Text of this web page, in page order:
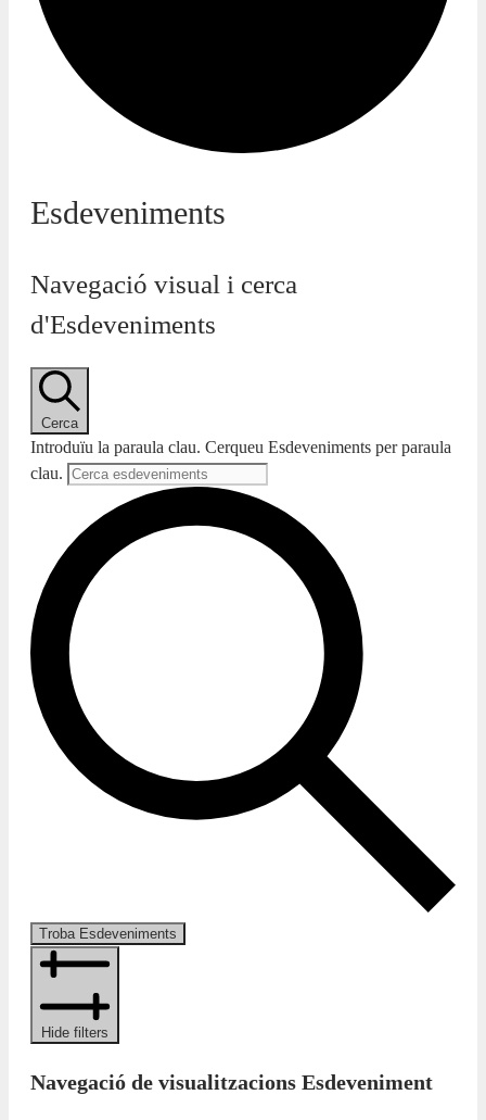
Esdeveniments
Navegació visual i cerca
d'Esdeveniments
Cerca
Introduïu la paraula clau. Cerqueu Esdeveniments per paraula
clau.
Troba Esdeveniments
Hide filters
Navegació de visualitzacions Esdeveniment